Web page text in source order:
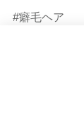
#癖毛ヘア